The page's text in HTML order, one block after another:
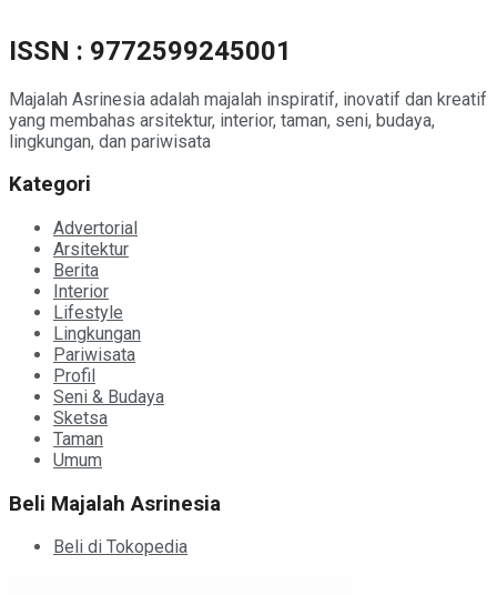
ISSN : 9772599245001
Majalah Asrinesia adalah majalah inspiratif, inovatif dan kreatif
yang membahas arsitektur, interior, taman, seni, budaya,
lingkungan, dan pariwisata
Kategori
Advertorial
Arsitektur
Berita
Interior
Lifestyle
Lingkungan
Pariwisata
Profil
Seni & Budaya
Sketsa
Taman
Umum
Beli Majalah Asrinesia
Beli di Tokopedia